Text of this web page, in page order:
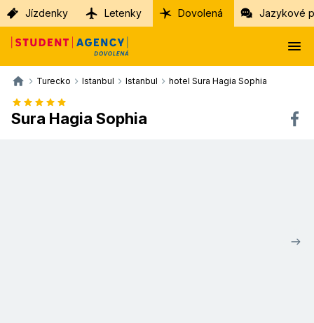
Jízdenky Letenky Dovolená Jazykové
Turecko Istanbul Istanbul hotel Sura Hagia Sophia
Sura Hagia Sophia